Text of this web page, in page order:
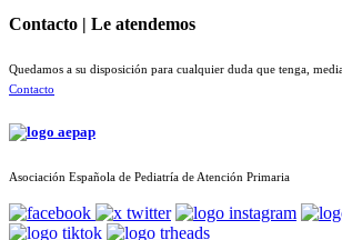
Contacto | Le atendemos
Quedamos a su disposición para cualquier duda que tenga,
Contacto
Asociación Española de Pediatría de Atención Primaria